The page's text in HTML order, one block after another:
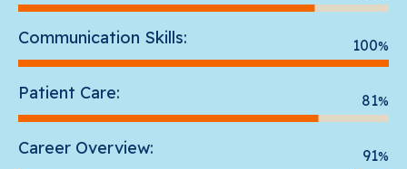
Communication Skills: 100%
Patient Care: 81%
Career Overview: 91%